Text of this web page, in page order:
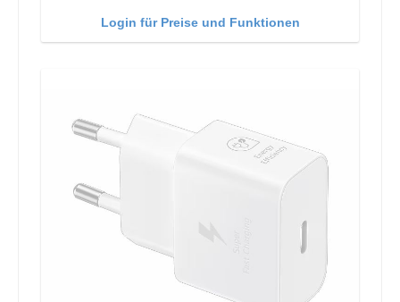
Login für Preise und Funktionen